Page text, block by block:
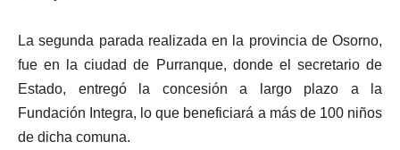
La segunda parada realizada en la provincia de Osorno,
fue en la ciudad de Purranque, donde el secretario de
Estado, entregó la concesión a largo plazo a la
Fundación Integra, lo que beneficiará a más de 100 niños
de dicha comuna.